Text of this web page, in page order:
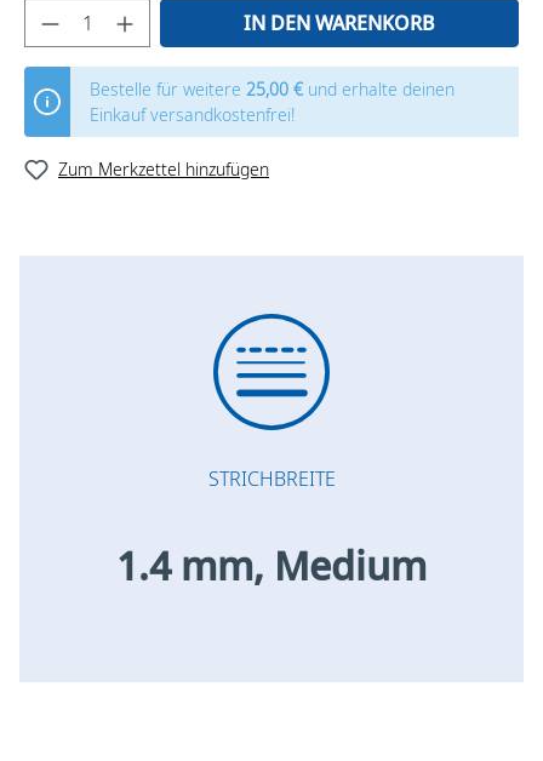
IN DEN WARENKORB
Bestelle für weitere 25,00 €und erhalte deinen
Einkauf versandkostenfrei!
Zum Merkzettel hinzufügen
STRICHBREITE
1.4 mm, Medium